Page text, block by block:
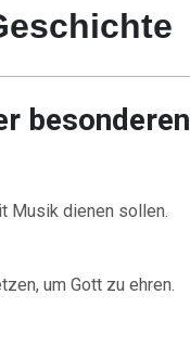
besonderen
Musik dienen sollen.
um Gott zu ehren.